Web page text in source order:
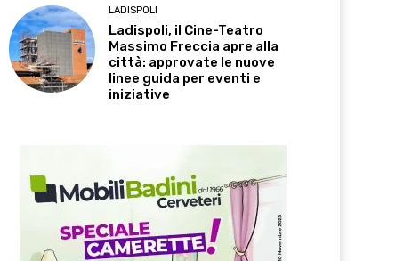
LADISPOLI
Ladispoli, il Cine-Teatro
Massimo Freccia apre alla
città: approvate le nuove
linee guida per eventi e
iniziative